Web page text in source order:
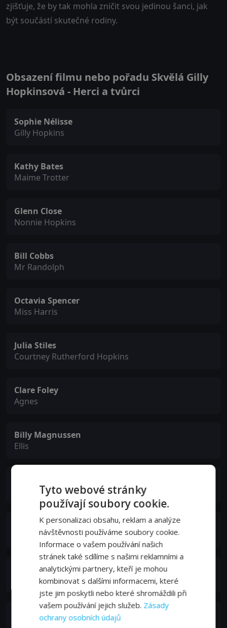
zjišťuje, že by tak mohla zničit svou jedinou šanci, jak
být součástí skutečné rodiny.
Obsazení filmu nebo pořadu Skvělá Gilly
Hopkinsová - Herci a tvůrci
Sophie Nélisse
Gilly Hopkins
Kathy Bates
Maime Trotter
Glenn Close
Nonnie Hopkins
Bill Cobbs
Mr Randolph
Octavia Spencer
Miss Harris
Julia Stiles
Courtney Rutherford Hopkins
Clare Foley
Agnes
Billy Magnussen
Ellis
Sammy Pignalosa
Rajeem
Toby Turner
Ticket Agent
Richard Topol
Principal Evans
Tyto webové stránky
používají soubory cookie.
K personalizaci obsahu, reklam a analýze
návštěvnosti používáme soubory cookie.
Informace o vašem používání našich
stránek také sdílíme s našimi reklamními a
analytickými partnery, kteří je mohou
kombinovat s dalšími informacemi, které
jste jim poskytli nebo které shromáždili při
vašem používání jejich služeb. Zásady
ochrany osobních údajů